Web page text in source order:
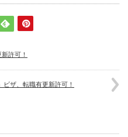
許可！
ザ、転職有更新許可！